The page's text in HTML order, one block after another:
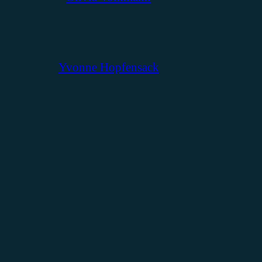
Yvonne Hopfensack